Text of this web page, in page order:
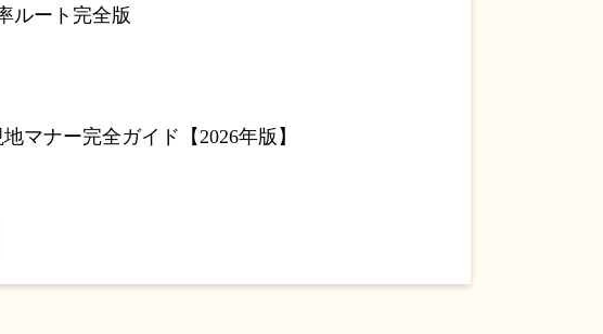
ルート完全版
マナー完全ガイド【2026年版】